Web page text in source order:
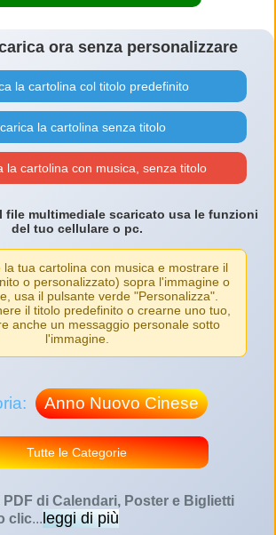
ora senza personalizzare
la cartolina col titolo predefinito
la cartolina senza titolo
la cartolina con musica, senza titolo
file multimediale scaricato usa le funzioni
del tuo cellulare o pc.
tua cartolina con musica e mostrare il
o personalizzato) sopra l'immagine o
usa il pulsante verde "Personalizza".
il titolo predefinito o crearne uno tuo,
anche un messaggio personale sotto
l'immagine.
Anno Nuovo Cinese
Tutte le Categorie
PDF di Calendari, Poster e Biglietti
clic...leggi di più